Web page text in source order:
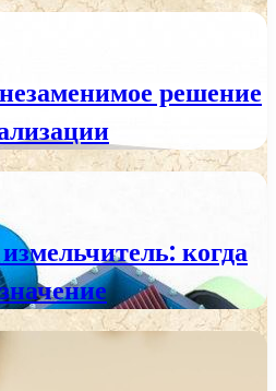
решение
когда